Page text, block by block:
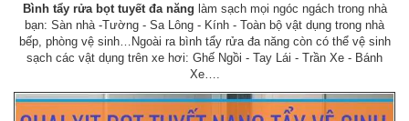
Bình tẩy rửa bọt tuyết đa năng làm sạch mọi ngóc ngách trong nhà
bạn: Sàn nhà -Tường - Sa Lông - Kính - Toàn bộ vật dụng trong nhà
bếp, phòng vệ sinh…Ngoài ra bình tẩy rửa đa năng còn có thể vệ sinh
sạch các vật dụng trên xe hơi: Ghế Ngồi - Tay Lái - Trần Xe - Bánh
Xe….